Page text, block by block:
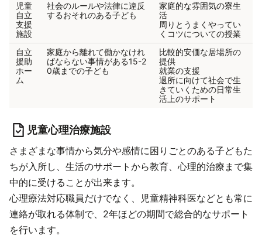
児童
自立
支援
施設
社会のルールや法律に違反
するおそれのある子ども
家庭的な雰囲気の寮生
活
周りとうまくやってい
くコツについての授業
自立
援助
ホー
ム
家庭から離れて働かなけれ
ばならない事情がある15-2
0歳までの子ども
比較的安価な居場所の
提供
就業の支援
退所に向けて社会で生
きていくための日常生
活上のサポート
児童心理治療施設
さまざまな事情から気分や感情に困りごとのある子どもた
ちが入所し、生活のサポートから教育、心理的治療まで集
中的に受けることが出来ます。
心理療法対応職員だけでなく、児童精神科医などとも常に
連絡が取れる体制で、2年ほどの期間で総合的なサポート
を行います。